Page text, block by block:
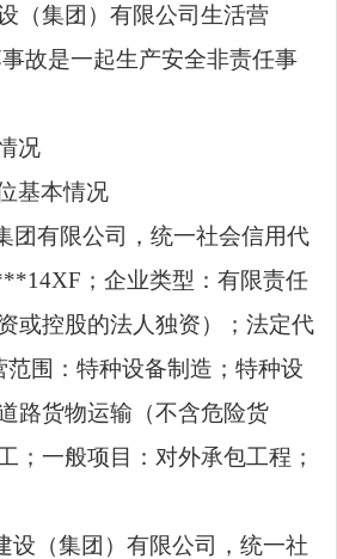
（集团）有限公司生活营
事故是一起生产安全非责任事
况
基本情况
团有限公司，统一社会信用代
；企业类型：有限责任
或控股的法人独资）；法定代
围：特种设备制造；特种设
路货物运输（不含危险货
；一般项目：对外承包工程；
设（集团）有限公司，统一社